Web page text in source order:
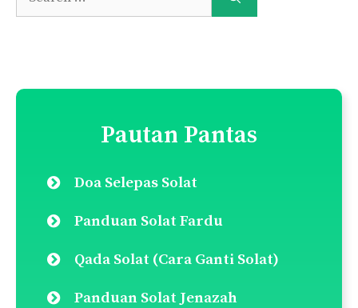
for:
Pautan Pantas
Doa Selepas Solat
Panduan Solat Fardu
Qada Solat (Cara Ganti Solat)
Panduan Solat Jenazah